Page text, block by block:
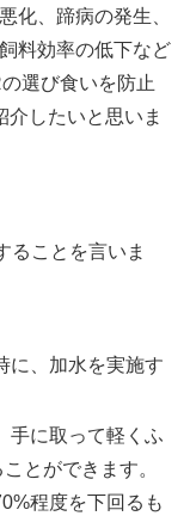
化、蹄病の発生、
料効率の低下など
選び食いを防止
したいと思いま
ることを言いま
に、加水を実施す
手に取って軽くふ
とができます。
程度を下回るも